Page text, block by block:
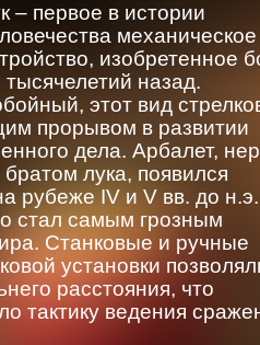
– первое в истории
механическое
изобретенное
тысячелетий назад.
этот вид
прорывом в развитии
дела. Арбалет,
лука, появился
рубеже IV и V вв. до
стал самым грозным
Станковые и ручные
установки
расстояния, что
тактику ведения